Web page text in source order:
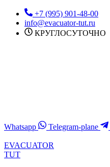
Перейти
содержимому
+7 (995) 901-48-00
info@evacuator-tut.ru
КРУГЛОСУТОЧНО
Whatsapp Telegram-plane
EVACUATOR
TUT